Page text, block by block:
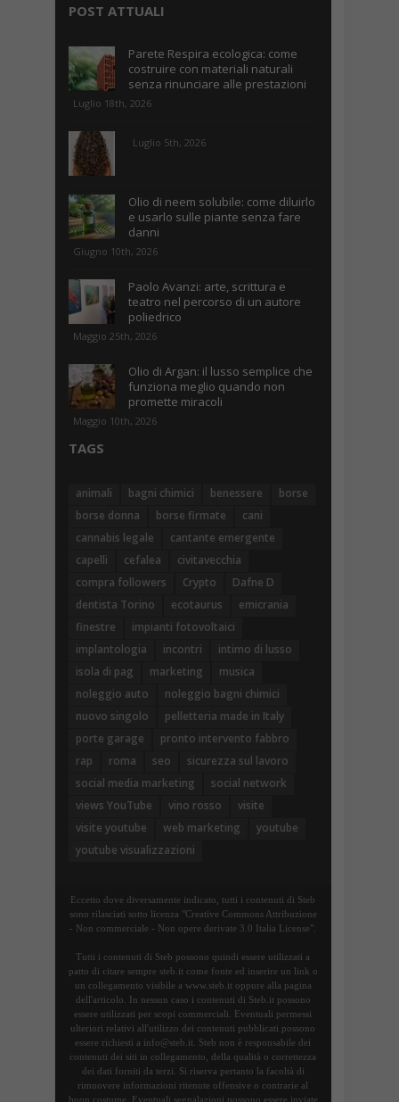
POST ATTUALI
Parete Respira ecologica: come
costruire con materiali naturali
senza rinunciare alle prestazioni
Luglio 18th, 2026
Luglio 5th, 2026
Olio di neem solubile: come diluirlo
e usarlo sulle piante senza fare
danni
Giugno 10th, 2026
Paolo Avanzi: arte, scrittura e
teatro nel percorso di un autore
poliedrico
Maggio 25th, 2026
Olio di Argan: il lusso semplice che
funziona meglio quando non
promette miracoli
Maggio 10th, 2026
TAGS
animali bagni chimici benessere
borse
borse donna
borse firmate
cani
cannabis legale
cantante emergente
capelli
cefalea
civitavecchia
compra followers
Crypto
Dafne D
dentista Torino
ecotaurus
emicrania
finestre
impianti fotovoltaici
implantologia
incontri
intimo di lusso
isola di pag
marketing
musica
noleggio auto
noleggio bagni chimici
nuovo singolo
pelletteria made in Italy
porte garage
pronto intervento fabbro
rap
roma seo
sicurezza sul lavoro
social media marketing
social network
views YouTube
vino rosso
visite
visite youtube
web marketing
youtube
youtube visualizzazioni
Eccetto dove diversamente indicato, tutti i contenuti di Steb
sono rilasciati sotto licenza "Creative Commons Attribuzione
- Non commerciale - Non opere derivate 3.0 Italia License".
Tutti i contenuti di Steb possono quindi essere utilizzati a
patto di citare sempre steb.it come fonte ed inserire un link o
un collegamento visibile a www.steb.it oppure alla pagina
dell'articolo. In nessun caso i contenuti di Steb.it possono
essere utilizzati per scopi commerciali. Eventuali permessi
ulteriori relativi all'utilizzo dei contenuti pubblicati possono
essere richiesti a info@steb.it. Steb non è responsabile dei
contenuti dei siti in collegamento, della qualità o correttezza
dei dati forniti da terzi. Si riserva pertanto la facoltà di
rimuovere informazioni ritenute offensive o contrarie al
buon costume. Eventuali segnalazioni possono essere inviate